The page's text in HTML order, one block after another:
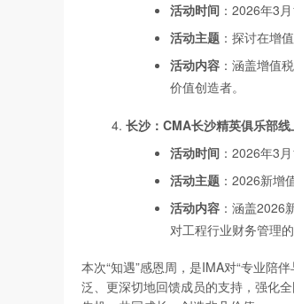
活动时间 ：2026年3
活动主题 ：探讨在增
活动内容 ：涵盖增值
价值创造者。
长沙：CMA长沙精英俱乐部
活动时间 ：2026年3
活动主题 ：2026新增
活动内容 ：涵盖2026
对工程行业财务管理
本次“知遇”感恩周，是IMA对“专业陪
泛、更深切地回馈成员的支持，强化